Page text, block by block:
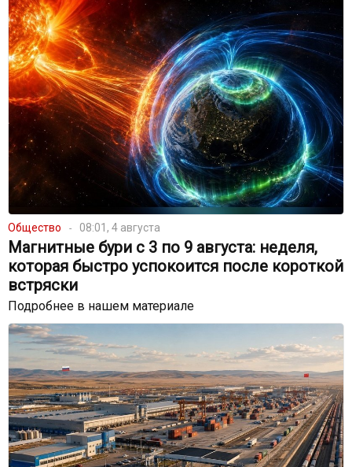
Общество 08:01, 4 августа
Магнитные бури с 3 по 9 августа: неделя,
которая быстро успокоится после короткой
встряски
Подробнее в нашем материале